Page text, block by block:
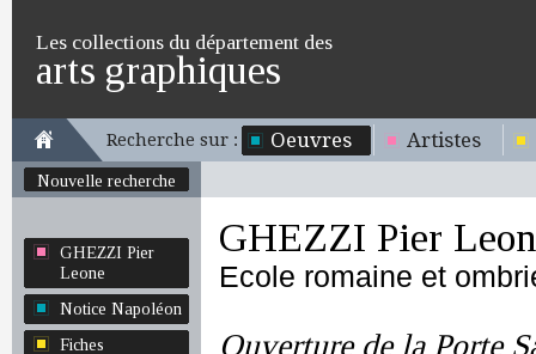
Les collections du département des
arts graphiques
Recherche sur : Oeuvres Artistes
Nouvelle recherche
GHEZZI Pier
Leone
Notice Napoléon
Fiches
GHEZZI Pier
Ecole romaine et
Ouverture de la Porte